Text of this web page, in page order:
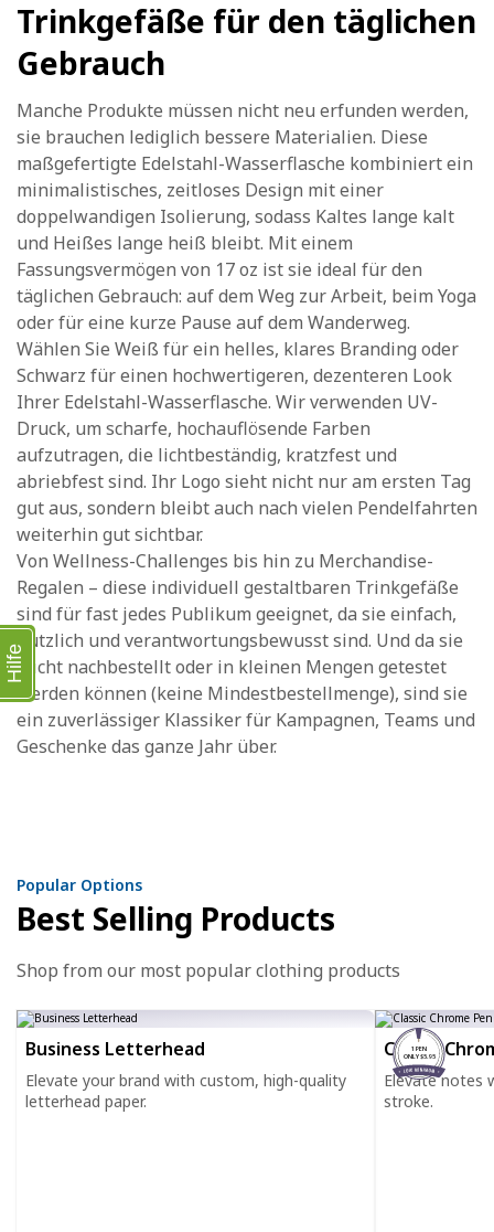
Trinkgefäße für den täglichen
Gebrauch
Manche Produkte müssen nicht neu erfunden werden,
sie brauchen lediglich bessere Materialien. Diese
maßgefertigte Edelstahl-Wasserflasche kombiniert ein
minimalistisches, zeitloses Design mit einer
doppelwandigen Isolierung, sodass Kaltes lange kalt
und Heißes lange heiß bleibt. Mit einem
Fassungsvermögen von 17 oz ist sie ideal für den
täglichen Gebrauch: auf dem Weg zur Arbeit, beim Yoga
oder für eine kurze Pause auf dem Wanderweg.
Wählen Sie Weiß für ein helles, klares Branding oder
Schwarz für einen hochwertigeren, dezenteren Look
Ihrer Edelstahl-Wasserflasche. Wir verwenden UV-
Druck, um scharfe, hochauflösende Farben
aufzutragen, die lichtbeständig, kratzfest und
abriebfest sind. Ihr Logo sieht nicht nur am ersten Tag
gut aus, sondern bleibt auch nach vielen Pendelfahrten
weiterhin gut sichtbar.
Von Wellness-Challenges bis hin zu Merchandise-
Regalen – diese individuell gestaltbaren Trinkgefäße
sind für fast jedes Publikum geeignet, da sie einfach,
nützlich und verantwortungsbewusst sind. Und da sie
leicht nachbestellt oder in kleinen Mengen getestet
werden können (keine Mindestbestellmenge), sind sie
ein zuverlässiger Klassiker für Kampagnen, Teams und
Geschenke das ganze Jahr über.
Popular Options
Best Selling Products
Shop from our most popular clothing products
Business Letterhead
Elevate your brand with custom, high-quality
letterhead paper.
1 PEN
ONLY $5.95
Classic
Elevate notes
stroke.
Hilfe